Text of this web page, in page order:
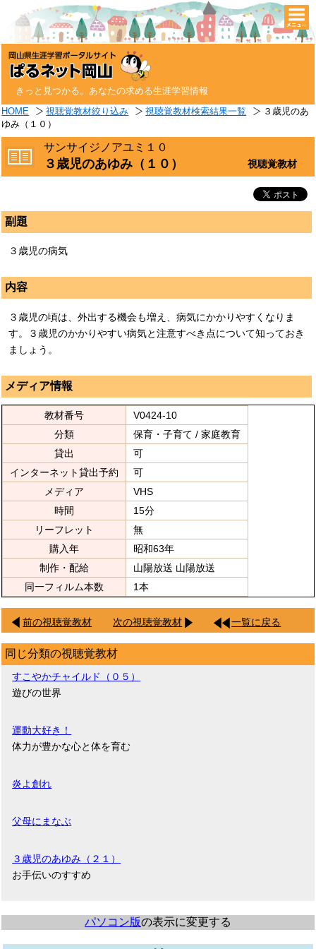
きっと見つかる。あなたの求める生涯学習情報
HOME 視聴覚教材絞り込み 視聴覚教材検索結果一覧
３歳児のあ
ゆみ（１０）
サンサイジノアユミ１０
３歳児のあゆみ（１０） 視聴覚教材
副題
３歳児の病気
内容
３歳児の頃は、外出する機会も増え、病気にかかりやすくなりま
す。３歳児のかかりやすい病気と注意すべき点について知っておき
ましょう。
メディア情報
教材番号
V0424-10
分類
保育・子育て / 家庭教育
貸出
可
インターネット貸出予約
可
メディア
VHS
時間
15分
リーフレット
無
購入年
昭和63年
制作・配給
山陽放送 山陽放送
同一フィルム本数
1本
前の視聴覚教材 次の視聴覚教材 一覧に戻る
同じ分類の視聴覚教材
すこやかチャイルド（０５）
遊びの世界
運動大好き！
体力が豊かな心と体を育む
炎よ創れ
父母にまなぶ
３歳児のあゆみ（２１）
お手伝いのすすめ
パソコン版の表示に変更する